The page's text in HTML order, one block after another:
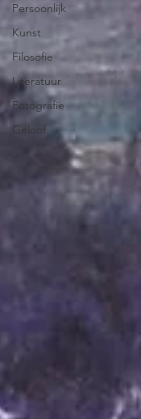
Persoonlijk
Kunst
Filosofie
Literatuur
Fotografie
Geloof